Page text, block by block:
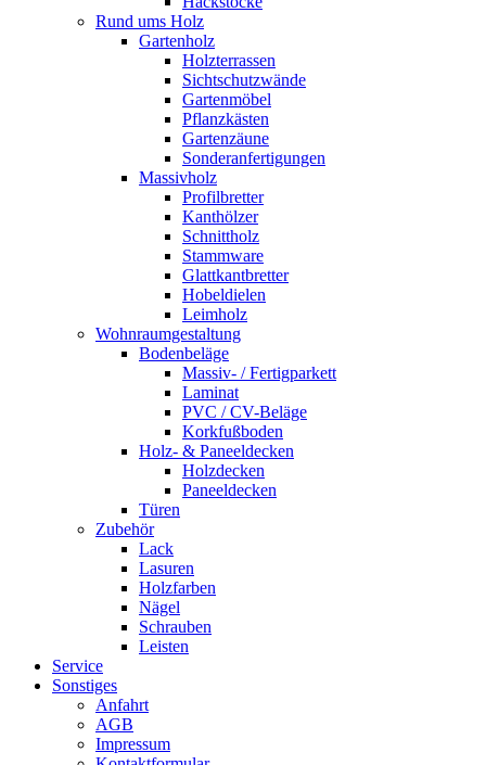
Rund ums Holz
Gartenholz
Holzterrassen
Sichtschutzwände
Gartenmöbel
Pflanzkästen
Gartenzäune
Sonderanfertigungen
Massivholz
Profilbretter
Kanthölzer
Schnittholz
Stammware
Glattkantbretter
Hobeldielen
Leimholz
Wohnraumgestaltung
Bodenbeläge
Massiv- / Fertigparkett
Laminat
PVC / CV-Beläge
Korkfußboden
Holz- & Paneeldecken
Holzdecken
Paneeldecken
Türen
Zubehör
Lack
Lasuren
Holzfarben
Nägel
Schrauben
Leisten
Service
Sonstiges
Anfahrt
AGB
Impressum